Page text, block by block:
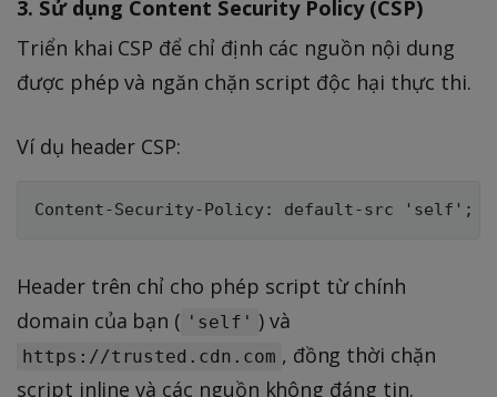
3. Sử dụng Content Security Policy (CSP)
Triển khai CSP để chỉ định các nguồn nội dung
được phép và ngăn chặn script độc hại thực thi.
Ví dụ header CSP:
Header trên chỉ cho phép script từ chính
domain của bạn ( 'self' ) và
https://trusted.cdn.com , đồng thời chặn
script inline và các nguồn không đáng tin.